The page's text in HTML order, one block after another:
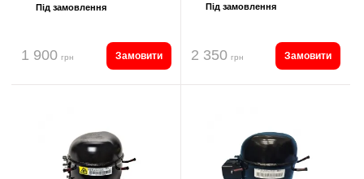
Під замовлення
1 900 грн Замовити
Під замовлення
2 350 грн Замовити